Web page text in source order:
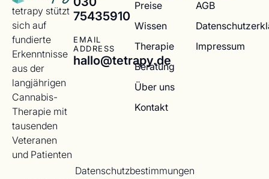
tetrapy stützt
sich auf
fundierte
Erkenntnisse
aus der
langjährigen
Cannabis-
Therapie mit
tausenden
Veteranen
und Patienten
75435910
EMAIL
ADDRESS
hallo@tetrapy.de
Preise
Wissen
Therapie
Beratung
Über uns
Kontakt
AGB
Impressum
Datenschutzbestimmungen